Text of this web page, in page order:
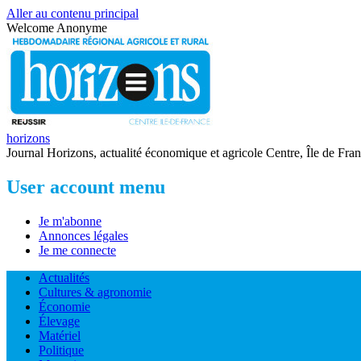
Aller au contenu principal
Welcome Anonyme
horizons
Journal Horizons, actualité économique et agricole Centre, Île de
User account menu
Je m'abonne
Annonces légales
Je me connecte
Actualités
Cultures & agronomie
Économie
Élevage
Matériel
Politique